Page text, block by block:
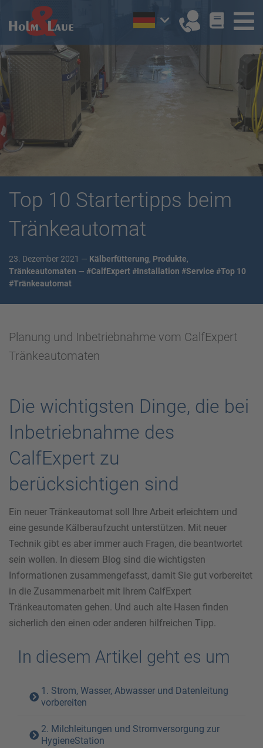
Top 10 Startertipps beim
Tränkeautomat
23. Dezember 2021 — Kälberfütterung, Produkte,
Tränkeautomaten — #CalfExpert#Installation #Service #Top 10
#Tränkeautomat
Planung und Inbetriebnahme vom CalfExpert
Tränkeautomaten
Die wichtigsten Dinge, die bei
Inbetriebnahme des
CalfExpert zu
berücksichtigen sind
Ein neuer Tränkeautomat soll Ihre Arbeit erleichtern und
eine gesunde Kälberaufzucht unterstützen. Mit neuer
Technik gibt es aber immer auch Fragen, die beantwortet
sein wollen. In diesem Blog sind die wichtigsten
Informationen zusammengefasst, damit Sie gut vorbereitet
in die Zusammenarbeit mit Ihrem CalfExpert
Tränkeautomaten gehen. Und auch alte Hasen finden
sicherlich den einen oder anderen hilfreichen Tipp.
In diesem Artikel geht es um
1. Strom, Wasser, Abwasser und Datenleitung
vorbereiten
2. Milchleitungen und Stromversorgung zur
HygieneStation